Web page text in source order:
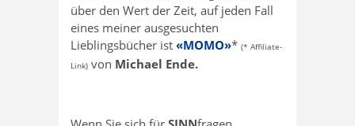
über den Wert der Zeit, auf jeden Fall
eines meiner ausgesuchten
Lieblingsbücher ist «MOMO»* (* Affiliate-
Link) von Michael Ende.